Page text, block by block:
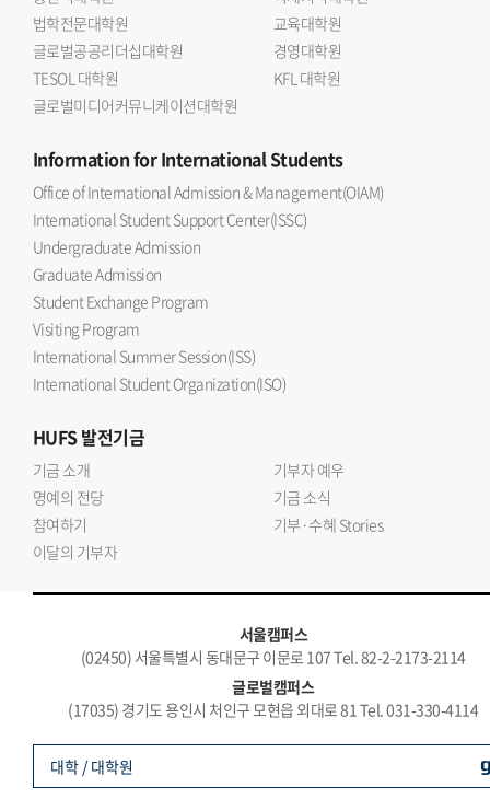
법학전문대학원
교육대학원
글로벌공공리더십대학원
경영대학원
TESOL 대학원
KFL 대학원
글로벌미디어커뮤니케이션대학원
Informationfor International Students
Office of International Admission & Management(OIAM)
International Student Support Center(ISSC)
Undergraduate Admission
Graduate Admission
Student Exchange Program
Visiting Program
International Summer Session(ISS)
International Student Organization(ISO)
HUFS발전기금
기금 소개
기부자 예우
명예의 전당
기금 소식
참여하기
기부·수혜 Stories
이달의 기부자
서울캠퍼스
(02450) 서울특별시 동대문구 이문로 107 Tel. 82-2-2173-2114
글로벌캠퍼스
(17035) 경기도 용인시 처인구 모현읍 외대로 81 Tel. 031-330-4114
대학 / 대학원